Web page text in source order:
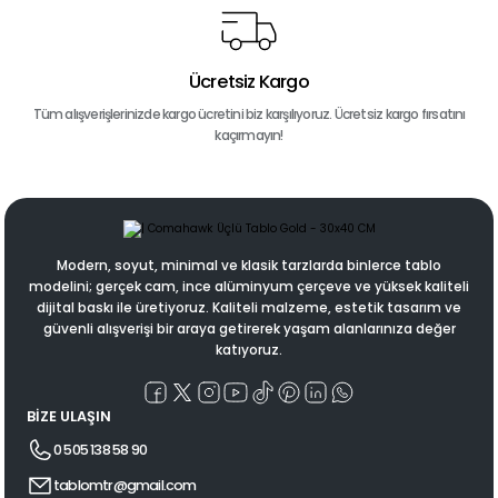
Ücretsiz Kargo
Tüm alışverişlerinizde kargo ücretini biz karşılıyoruz. Ücretsiz kargo fırsatını
kaçırmayın!
Modern, soyut, minimal ve klasik tarzlarda binlerce tablo
modelini; gerçek cam, ince alüminyum çerçeve ve yüksek kaliteli
dijital baskı ile üretiyoruz. Kaliteli malzeme, estetik tasarım ve
güvenli alışverişi bir araya getirerek yaşam alanlarınıza değer
katıyoruz.
BİZE ULAŞIN
0 505 138 58 90
tablomtr@gmail.com